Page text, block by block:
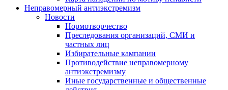
Неправомерный антиэкстремизм
Новости
Нормотворчество
Преследования организаций, СМИ и
частных лиц
Избирательные кампании
Противодействие неправомерному
антиэкстремизму
Иные государственные и общественные